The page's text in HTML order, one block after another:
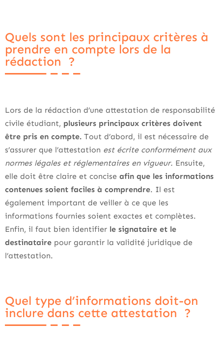
Quels sont les principaux critères à
prendre en compte lors de la
rédaction ?
Lors de la rédaction d’une attestation de responsabilité
civile étudiant, plusieurs principaux critères doivent
être pris en compte. Tout d’abord, il est nécessaire de
s’assurer que l’attestation est écrite conformément aux
normes légales et réglementaires en vigueur. Ensuite,
elle doit être claire et concise afin que les informations
contenues soient faciles à comprendre. Il est
également important de veiller à ce que les
informations fournies soient exactes et complètes.
Enfin, il faut bien identifier le signataire et le
destinataire pour garantir la validité juridique de
l’attestation.
Quel type d’informations doit-on
inclure dans cette attestation ?